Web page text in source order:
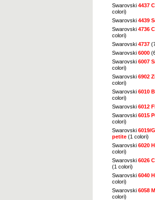
Swarovski 4437
colori)
Swarovski 4439
Swarovski 4736
colori)
Swarovski 4737
Swarovski 6000
Swarovski 6007
colori)
Swarovski 6902
colori)
Swarovski 6010
colori)
Swarovski 6012
Swarovski 6015
colori)
Swarovski 6019/
petite (1 colori)
Swarovski 6020
colori)
Swarovski 6026
(1 colori)
Swarovski 6040
colori)
Swarovski 6058
colori)